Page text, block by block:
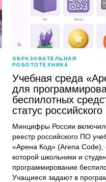
ОБРАЗОВАТЕЛЬНАЯ
РОБОТОТЕХНИКА
Учебная среда
для
беспилотных
статус
Минцифры России
реестр российского ПО
«Арена Код» (Arena
которой школьники и
программирование
Учащиеся задают в